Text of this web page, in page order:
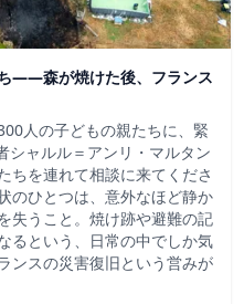
——森が焼けた後、フランス
人の子どもの親たちに、緊
シャルル＝アンリ・マルタン
ちを連れて相談に来てくださ
のひとつは、意外なほど静か
うこと。焼け跡や避難の記
るという、日常の中でしか気
ンスの災害復旧という営みが